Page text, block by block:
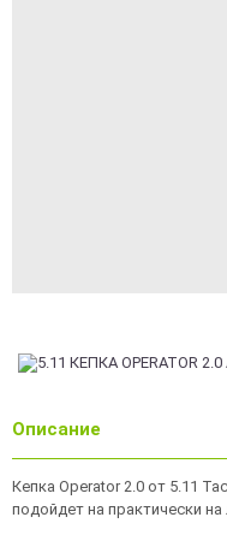
Описание
Кепка Operator 2.0 от 5.11
подойдет на практически